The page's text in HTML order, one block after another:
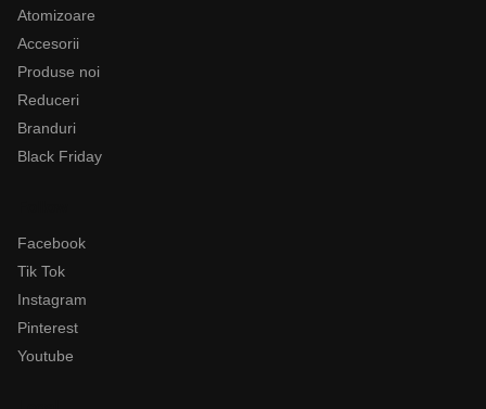
Atomizoare
Accesorii
Produse noi
Reduceri
Branduri
Black Friday
Facebook
Tik Tok
Instagram
Pinterest
Youtube